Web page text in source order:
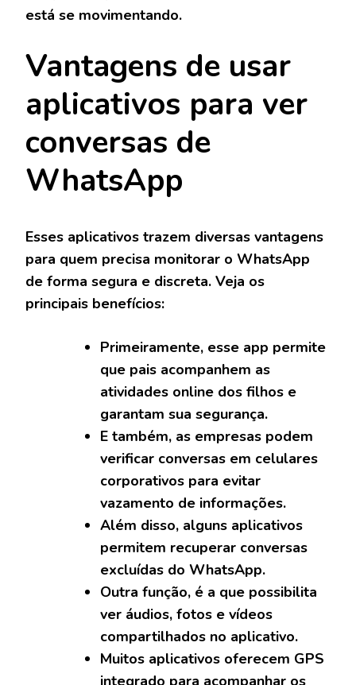
está se movimentando.
Vantagens de usar
aplicativos para ver
conversas de
WhatsApp
Esses aplicativos trazem diversas vantagens
para quem precisa monitorar o WhatsApp
de forma segura e discreta. Veja os
principais benefícios:
Primeiramente, esse app permite
que pais acompanhem as
atividades online dos filhos e
garantam sua segurança.
E também, as empresas podem
verificar conversas em celulares
corporativos para evitar
vazamento de informações.
Além disso, alguns aplicativos
permitem recuperar conversas
excluídas do WhatsApp.
Outra função, é a que possibilita
ver áudios, fotos e vídeos
compartilhados no aplicativo.
Muitos aplicativos oferecem GPS